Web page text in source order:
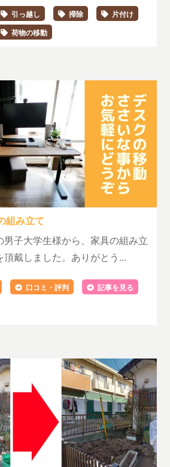
引っ越し 掃除
片付け
荷物の移動
組み立て
子大学生様から、家具の組み立
戴しました。ありがとう...
口コミ・評判 記事を見る